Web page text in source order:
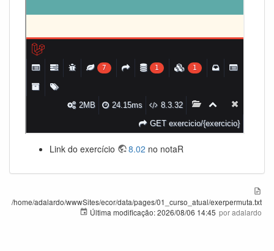
Link do exercício 8.02 no notaR
/home/adalardo/wwwSites/ecor/data/pages/01_curso_atual/exerpermuta.txt
Última modificação:2026/08/06 14:45 poradalardo